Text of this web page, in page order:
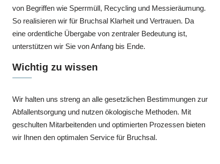
von Begriffen wie Sperrmüll, Recycling und Messieräumung.
So realisieren wir für Bruchsal Klarheit und Vertrauen. Da
eine ordentliche Übergabe von zentraler Bedeutung ist,
unterstützen wir Sie von Anfang bis Ende.
Wichtig zu wissen
Wir halten uns streng an alle gesetzlichen Bestimmungen zur
Abfallentsorgung und nutzen ökologische Methoden. Mit
geschulten Mitarbeitenden und optimierten Prozessen bieten
wir Ihnen den optimalen Service für Bruchsal.